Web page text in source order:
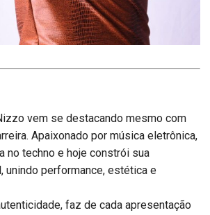
vem se destacando mesmo com
Apaixonado por música eletrônica,
no techno e hoje constrói sua
unindo performance, estética e
faz de cada apresentação